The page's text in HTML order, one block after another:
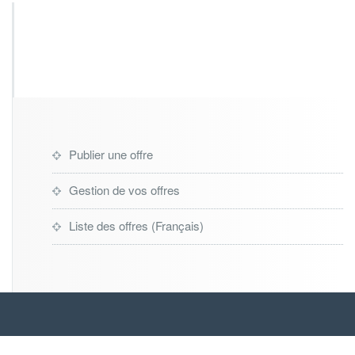
Publier une offre
Gestion de vos offres
Liste des offres (Français)